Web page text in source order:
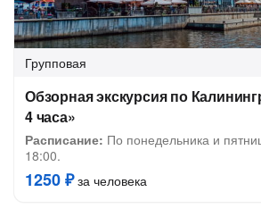
Групповая
Обзорная экскурсия по
4 часа»
Расписание: По понедельника и
18:00.
1250 ₽за человека